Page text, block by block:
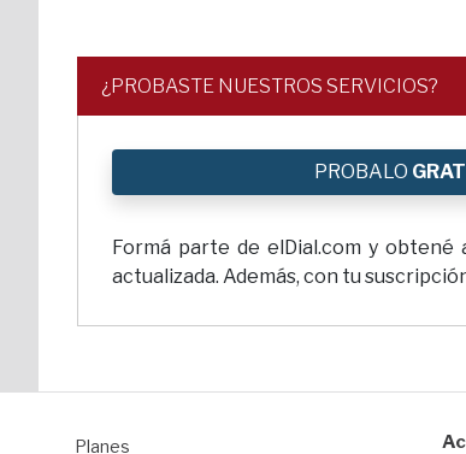
¿PROBASTE NUESTROS SERVICIOS?
PROBALO
Formá parte de elDial.com y obtené
actualizada. Además, con tu
Planes